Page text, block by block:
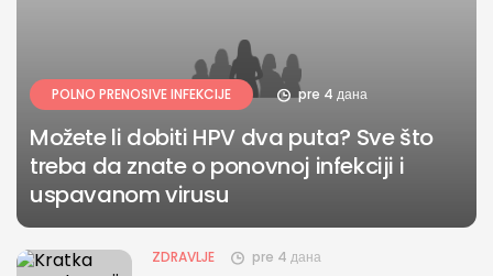
POLNO PRENOSIVE INFEKCIJE pre 4 дана
Možete li dobiti HPV dva puta? Sve što
treba da znate o ponovnoj infekciji i
uspavanom virusu
ZDRAVLJE pre 4 дана